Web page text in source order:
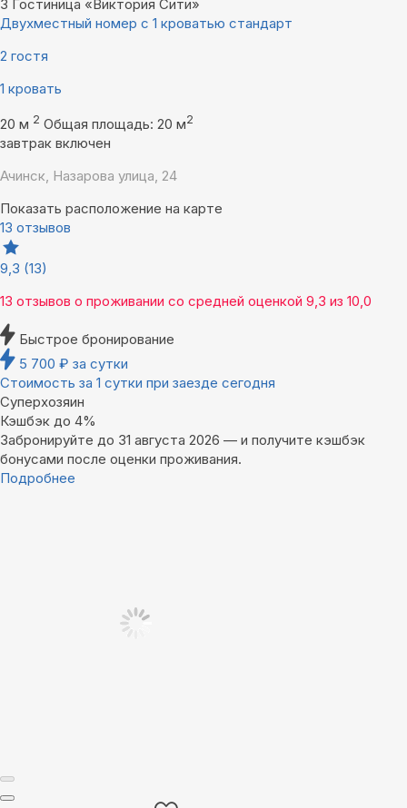
3 Гостиница «Виктория Сити»
Двухместный номер с 1 кроватью стандарт
2 гостя
1 кровать
20 м 2 Общая площадь: 20 м2
завтрак включен
Ачинск, Назарова улица, 24
Показать расположение на карте
13 отзывов
9,3 (13)
13 отзывов о проживании со средней оценкой 9,3 из 10,0
Быстрое бронирование
5 700 ₽ за сутки
Стоимость за 1 сутки при заезде сегодня
Суперхозяин
Кэшбэк до 4%
Забронируйте до 31 августа 2026 — и получите кэшбэк
бонусами после оценки проживания.
Подробнее